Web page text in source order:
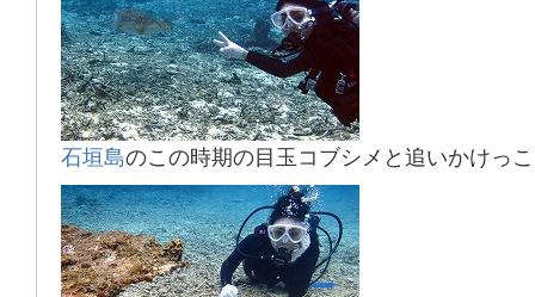
石垣島のこの時期の目玉 コブシメ と追いかけっ